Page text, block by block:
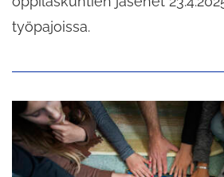
työpajoissa.